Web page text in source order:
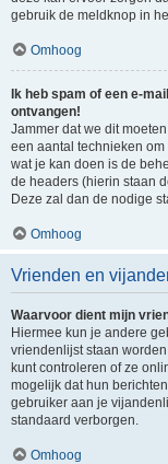
gebruik de meldknop in
Omhoog
Ik heb spam of een e-
ontvangen!
Jammer dat we dit
een aantal technieken
wat je kan doen is de
de headers (hierin staan
Deze zal dan de nodige
Omhoog
Vrienden en
Waarvoor dient mijn
Hiermee kun je andere
vriendenlijst staan
kunt controleren of ze
mogelijk dat hun
gebruiker aan je
standaard verborgen.
Omhoog